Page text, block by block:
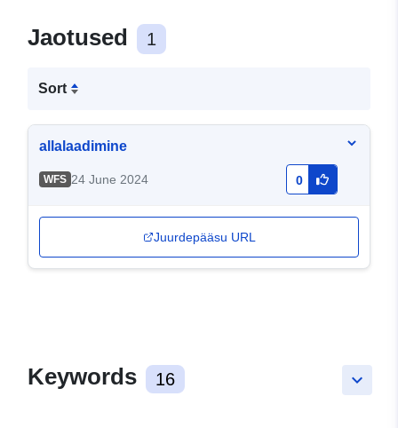
Jaotused 1
Sort
allalaadimine
WFS 24 June 2024 0
Juurdepääsu URL
keyboard_arrow_down
Keywords 16